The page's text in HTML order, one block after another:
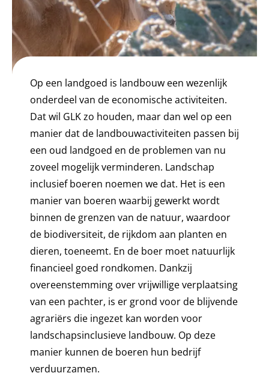
Op een landgoed is landbouw een wezenlijk
onderdeel van de economische activiteiten.
Dat wil GLK zo houden, maar dan wel op een
manier dat de landbouwactiviteiten passen bij
een oud landgoed en de problemen van nu
zoveel mogelijk verminderen. Landschap
inclusief boeren noemen we dat. Het is een
manier van boeren waarbij gewerkt wordt
binnen de grenzen van de natuur, waardoor
de biodiversiteit, de rijkdom aan planten en
dieren, toeneemt. En de boer moet natuurlijk
financieel goed rondkomen. Dankzij
overeenstemming over vrijwillige verplaatsing
van een pachter, is er grond voor de blijvende
agrariërs die ingezet kan worden voor
landschapsinclusieve landbouw. Op deze
manier kunnen de boeren hun bedrijf
verduurzamen.